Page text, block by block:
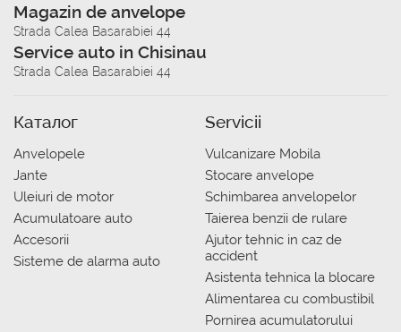
Magazin de anvelope
Strada Calea Basarabiei 44
Service auto in Chisinau
Strada Calea Basarabiei 44
Каталог
Anvelopele
Jante
Uleiuri de motor
Acumulatoare auto
Accesorii
Sisteme de alarma auto
Servicii
Vulcanizare Mobila
Stocare anvelope
Schimbarea anvelopelor
Taierea benzii de rulare
Ajutor tehnic in caz de
accident
Asistenta tehnica la blocare
Alimentarea cu combustibil
Pornirea acumulatorului